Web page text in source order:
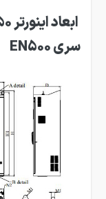
سری EN500